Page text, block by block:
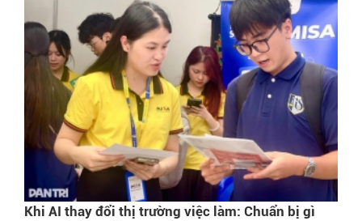
Khi AI thay đổi thị trường việc làm: Chuẩn bị gì